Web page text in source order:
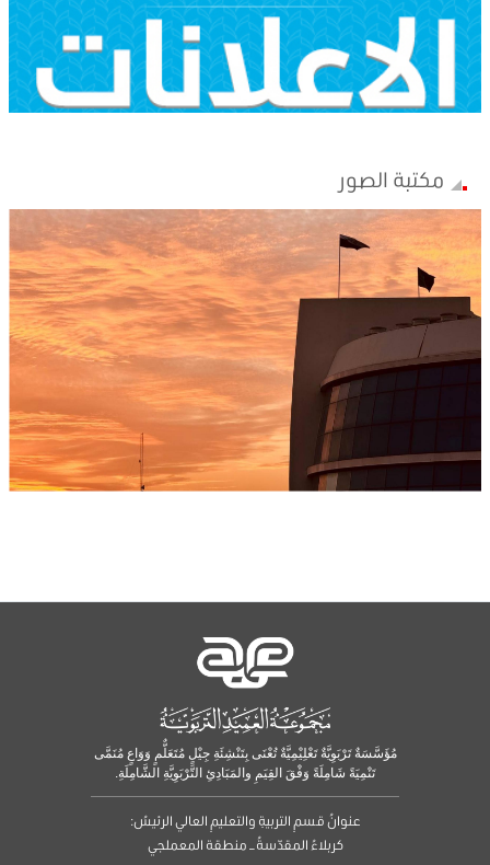
مكتبة الصور
مُؤَسَّسَةٌ تَرْبَوِيَّةٌ تَعْلِيْمِيَّةٌ تُعْنَى بِتَنْشِئَةِ جِيْلٍ مُتَعَلٌّمٍ وَوَاعٍ مُنَمَّى
تَنْمِيَةً شَامِلَةً وَفْقَ القِيَمِ والمَبَادِئِ التَّرْبَوِيَّةِ الشَّامِلَةِ.
عنوانُ قسمِ التربيةِ والتعليمِ العالي الرئيسُ:
كربلاءُ المقدّسةُ – منطقة المعملجي